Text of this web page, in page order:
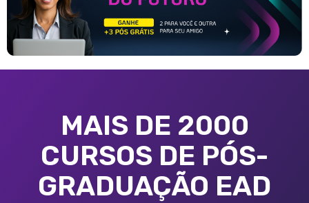
MAIS DE 2000
CURSOS DE PÓS-
GRADUAÇÃO EAD